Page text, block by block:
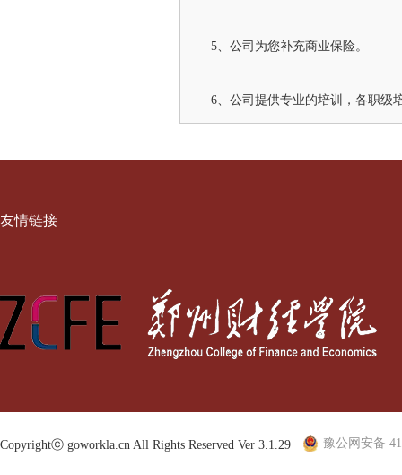
5、公司为您补充商业保险。
6、公司提供专业的培训，各职级
友情链接
Copyrightⓒ goworkla.cn All Rights Reserved Ver 3.1.29 豫公网安备